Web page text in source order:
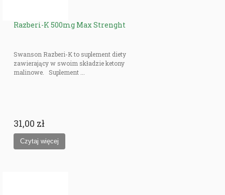
Razberi-K 500mg Max Strenght
Swanson Razberi-K to suplement diety
zawierający w swoim składzie ketony
malinowe. Suplement ...
31,00 zł